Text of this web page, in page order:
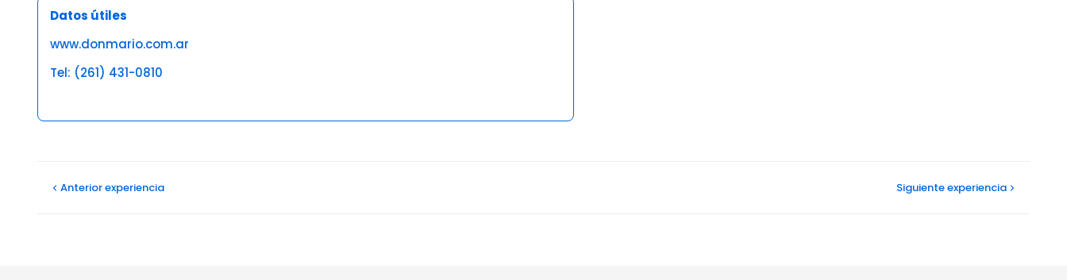
Datos útiles
www.donmario.com.ar
Tel: (261) 431-0810
Anteriorexperiencia Siguienteexperiencia